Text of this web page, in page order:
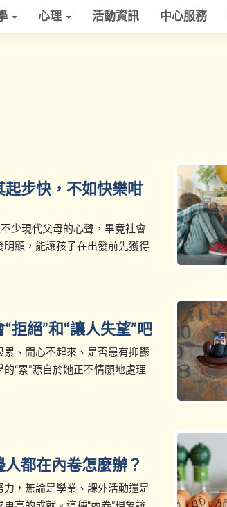
心理 活動資訊 中心服務
起步快，不如快樂咁
少現代父母的心聲，畢竟社會
顯，能讓孩子在出發前先獲得
“拒絕”和“讓人失望”吧
、開心不起來、是否患有抑鬱
“累”源自於她正不情願地處理
人都在內卷怎麼辦？
，無論是學業、課外活動還是